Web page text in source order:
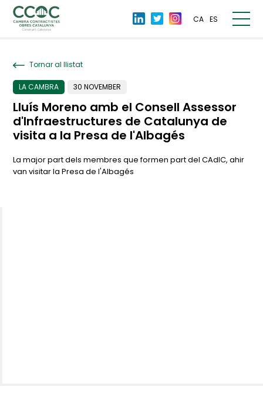
CA ES
Tornar al llistat
LA CAMBRA 30 NOVEMBER
Lluís Moreno amb el Consell Assessor
d'Infraestructures de Catalunya de
visita a la Presa de l'Albagés
La major part dels membres que formen part del CAdIC, ahir
van visitar la Presa de l'Albagés